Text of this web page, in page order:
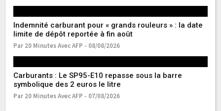
Indemnité carburant pour « grands rouleurs » : la date
limite de dépôt reportée à fin août
Par 20 Minutes Avec AFP - 08/08/2026
Carburants : Le SP95-E10 repasse sous la barre
symbolique des 2 euros le litre
Par 20 Minutes Avec AFP - 07/08/2026